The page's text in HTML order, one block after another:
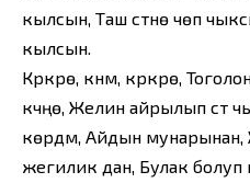
кылсын, Таш үстүнө чөп
кылсын.
Күркүрө, күнүм, күркүрө,
күчүңө, Желин айрылып сүт
көрдүм, Айдын
жегилик дан, Булак